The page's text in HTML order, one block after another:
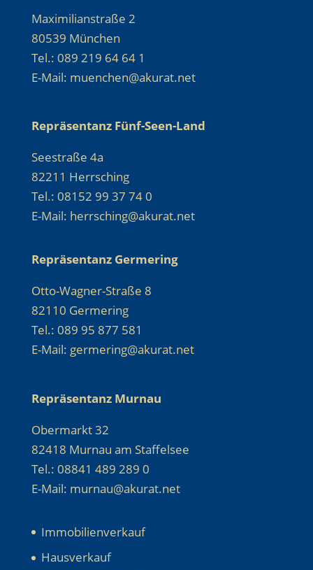
Maximilianstraße 2
80539 München
Tel.: 089 219 64 64 1
E-Mail: muenchen@akurat.net
Repräsentanz Fünf-Seen-Land
Seestraße 4a
82211 Herrsching
Tel.: 08152 99 37 74 0
E-Mail: herrsching@akurat.net
Repräsentanz Germering
Otto-Wagner-Straße 8
82110 Germering
Tel.: 089 95 877 581
E-Mail: germering@akurat.net
Repräsentanz Murnau
Obermarkt 32
82418 Murnau am Staffelsee
Tel.: 08841 489 289 0
E-Mail: murnau@akurat.net
Immobilienverkauf
Hausverkauf